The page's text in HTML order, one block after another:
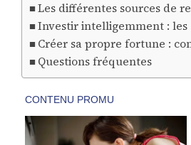
Les différentes sources de
Investir intelligemment : les
Créer sa propre fortune :
Questions fréquentes